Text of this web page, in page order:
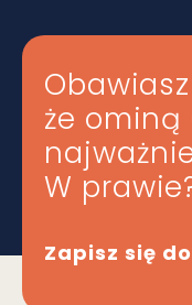
że ominą
W
Zapisz się